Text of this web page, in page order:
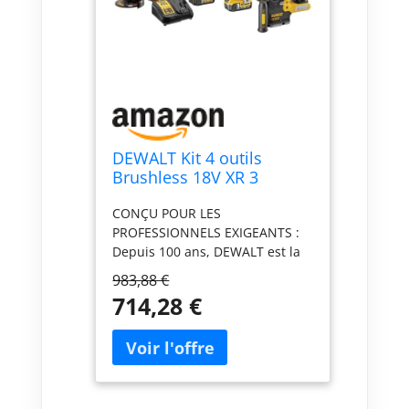
DEWALT Kit 4 outils
Brushless 18V XR 3
DCK422P3T-QW
CONÇU POUR LES
PROFESSIONNELS EXIGEANTS :
Depuis 100 ans, DEWALT est la
professionnels exigeants qui
nécessitent des outils
innovants, robustes et conçus
pour durer. Avec un héritage
d'excellence et un avenir
d'innovation continue, les outils
983,88 €
714,28 €